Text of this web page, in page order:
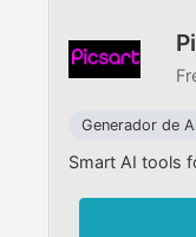
Generador de
Smart AI tools